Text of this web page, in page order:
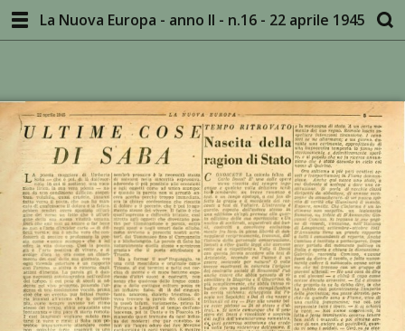
La Nuova Europa - anno II - n.16 - 22 aprile 1945